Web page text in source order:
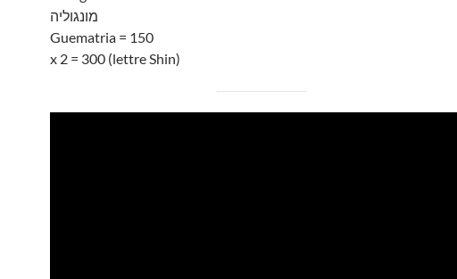
מונגוליה
Guematria = 150
x 2 = 300 (lettre Shin)